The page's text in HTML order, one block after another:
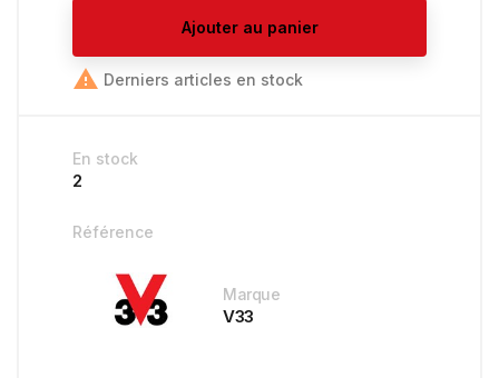
Ajouter au panier
 Derniers articles en stock
En stock
2
Référence
Marque
V33